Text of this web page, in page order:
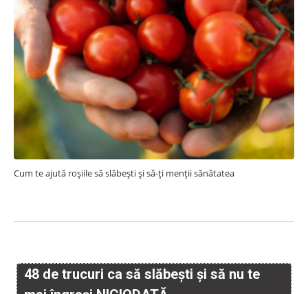
Cum te ajută roșiile să slăbești și să-ți menții sănătatea